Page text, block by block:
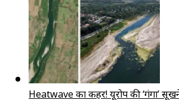
Heatwave का कहर! यूरोप की ‘गंगा’